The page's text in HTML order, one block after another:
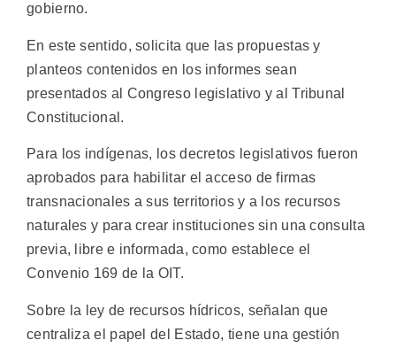
gobierno.
En este sentido, solicita que las propuestas y
planteos contenidos en los informes sean
presentados al Congreso legislativo y al Tribunal
Constitucional.
Para los indígenas, los decretos legislativos fueron
aprobados para habilitar el acceso de firmas
transnacionales a sus territorios y a los recursos
naturales y para crear instituciones sin una consulta
previa, libre e informada, como establece el
Convenio 169 de la OIT.
Sobre la ley de recursos hídricos, señalan que
centraliza el papel del Estado, tiene una gestión